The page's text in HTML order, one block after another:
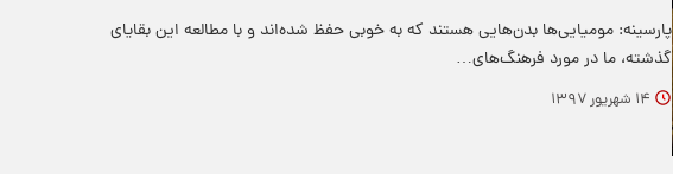
پارسینه: مومیایی‌ها بدن‌هایی هستند که به خوبی حفظ شده‌اند و با مطالعه این بقایای
گذشته، ما در مورد فرهنگ‌های…
۱۴ شهریور ۱۳۹۷